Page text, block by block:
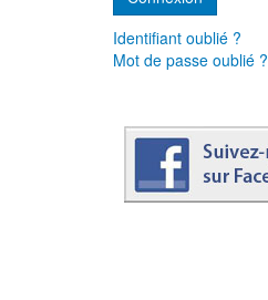
Identifiant oublié ?
Mot de passe oublié ?